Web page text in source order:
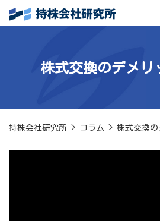
株式交換のデメリ
持株会社研究所 > コラム > 株式交換の